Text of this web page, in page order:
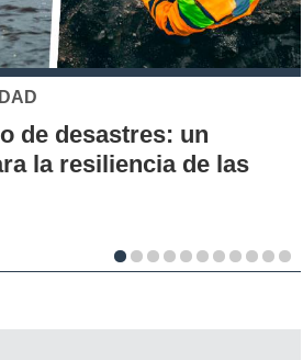
UC
Los 70 años de la
la UC: Conoce su